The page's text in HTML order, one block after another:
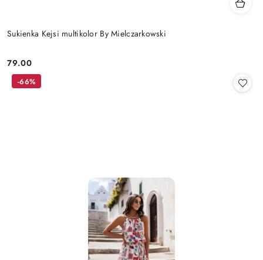
Sukienka Kejsi multikolor By Mielczarkowski
Cena:
79.00
-66%